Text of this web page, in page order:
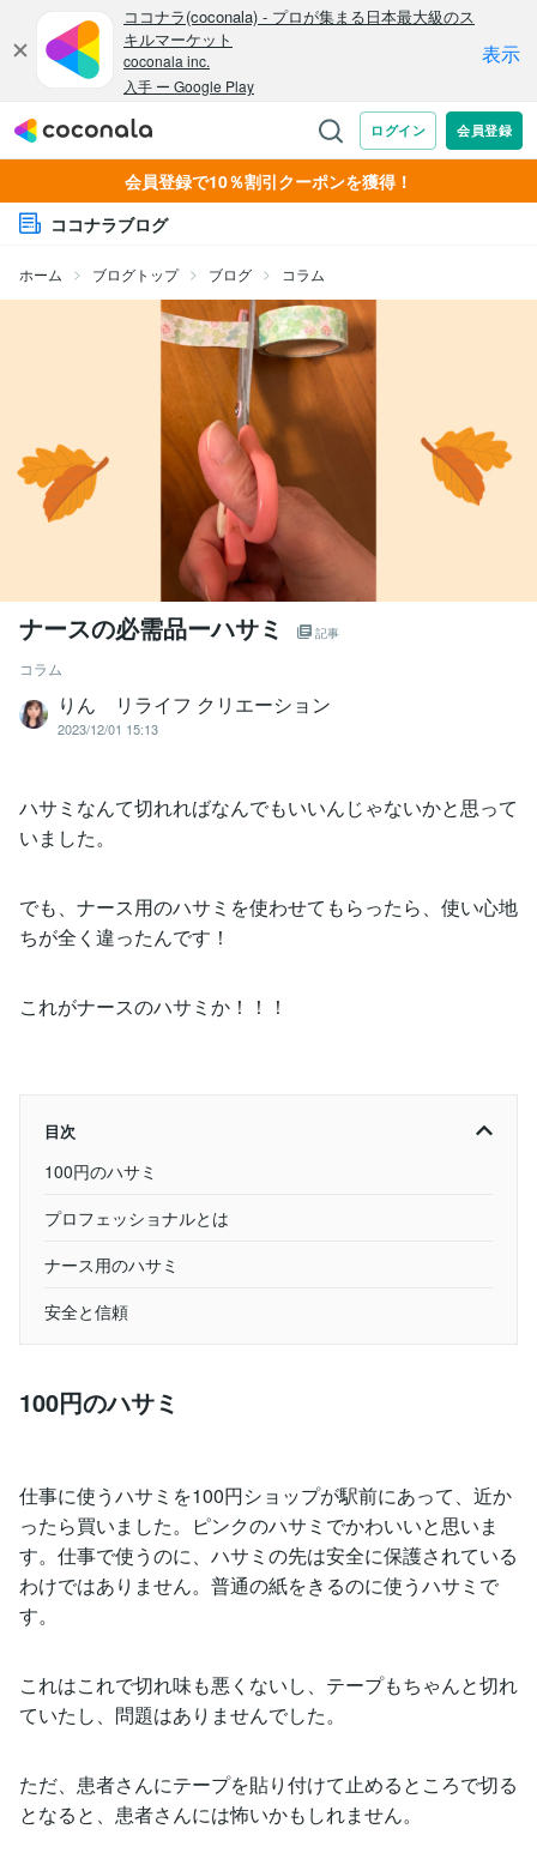
会員登録で10％割引クーポンを獲得！
ココナラブログ
ホーム ブログトップ ブログ コラム
ナースの必需品ーハサミ 記事
コラム
りん リライフ クリエーション
2023/12/01 15:13
ハサミなんて切れればなんでもいいんじゃないかと思って
いました。
でも、ナース用のハサミを使わせてもらったら、使い心地
ちが全く違ったんです！
これがナースのハサミか！！！
目次
100円のハサミ
プロフェッショナルとは
ナース用のハサミ
安全と信頼
100円のハサミ
仕事に使うハサミを100円ショップが駅前にあって、近か
ったら買いました。ピンクのハサミでかわいいと思いま
す。仕事で使うのに、ハサミの先は安全に保護されている
わけではありません。普通の紙をきるのに使うハサミで
す。
これはこれで切れ味も悪くないし、テープもちゃんと切れ
ていたし、問題はありませんでした。
ただ、患者さんにテープを貼り付けて止めるところで切る
となると、患者さんには怖いかもしれません。